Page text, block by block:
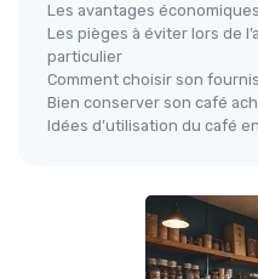
Les avantages
Les pièges à éviter lors de
particulier
Comment choisir son
Bien conserver son café
Idées d’utilisation du café